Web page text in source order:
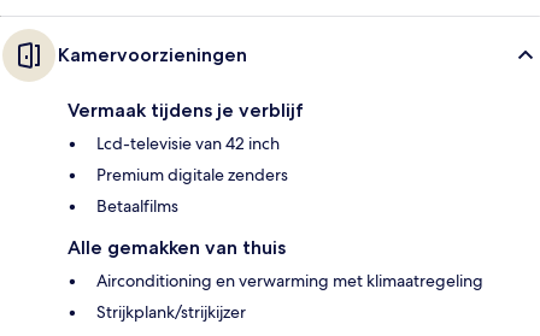
Kamervoorzieningen
Vermaak tijdens je verblijf
Lcd-televisie van 42 inch
Premium digitale zenders
Betaalfilms
Alle gemakken van thuis
Airconditioning en verwarming met klimaatregeling
Strijkplank/strijkijzer